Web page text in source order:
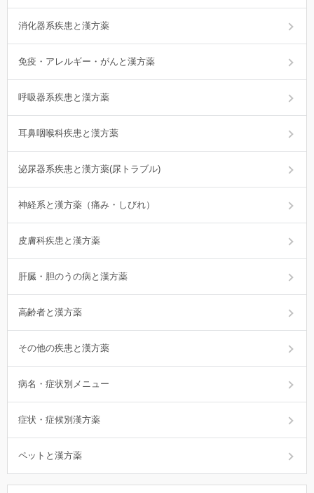
消化器系疾患と漢方薬
免疫・アレルギー・がんと漢方薬
呼吸器系疾患と漢方薬
耳鼻咽喉科疾患と漢方薬
泌尿器系疾患と漢方薬(尿トラブル)
神経系と漢方薬（痛み・しびれ）
皮膚科疾患と漢方薬
肝臓・胆のうの病と漢方薬
高齢者と漢方薬
その他の疾患と漢方薬
病名・症状別メニュー
症状・症候別漢方薬
ペットと漢方薬